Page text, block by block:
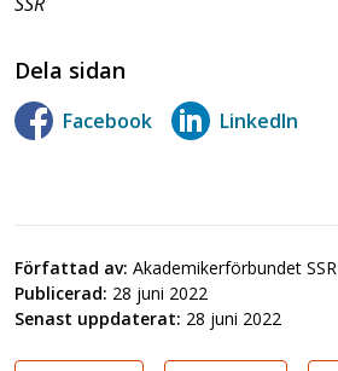
Dela sidan
Facebook LinkedIn
Författad av: Akademikerförbundet SSR
Publicerad: 28 juni 2022
Senast uppdaterat: 28 juni 2022